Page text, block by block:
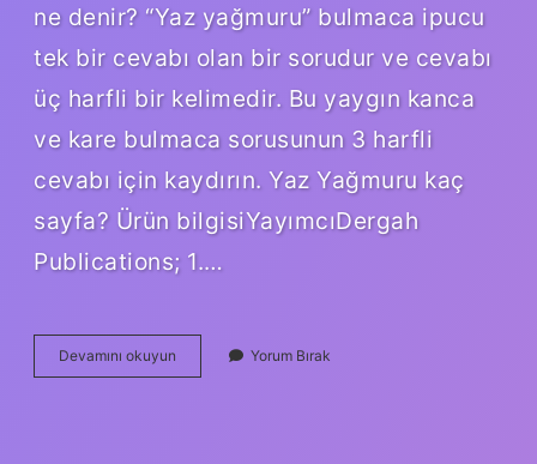
ne denir? “Yaz yağmuru” bulmaca ipucu
tek bir cevabı olan bir sorudur ve cevabı
üç harfli bir kelimedir. Bu yaygın kanca
ve kare bulmaca sorusunun 3 harfli
cevabı için kaydırın. Yaz Yağmuru kaç
sayfa? Ürün bilgisiYayımcıDergah
Publications; 1.…
Devamını okuyun
Yağmuru
Yorum Bırak